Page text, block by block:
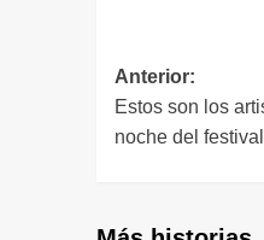
Anterior:
Estos son los
noche del